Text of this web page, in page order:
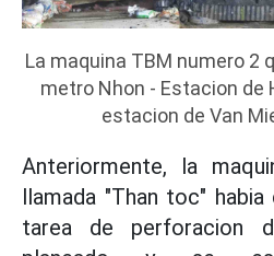
La maquina TBM numero 2
metro Nhon - Estacion de
estacion de Van
Anteriormente, la
llamada "Than toc"
tarea de perforacion